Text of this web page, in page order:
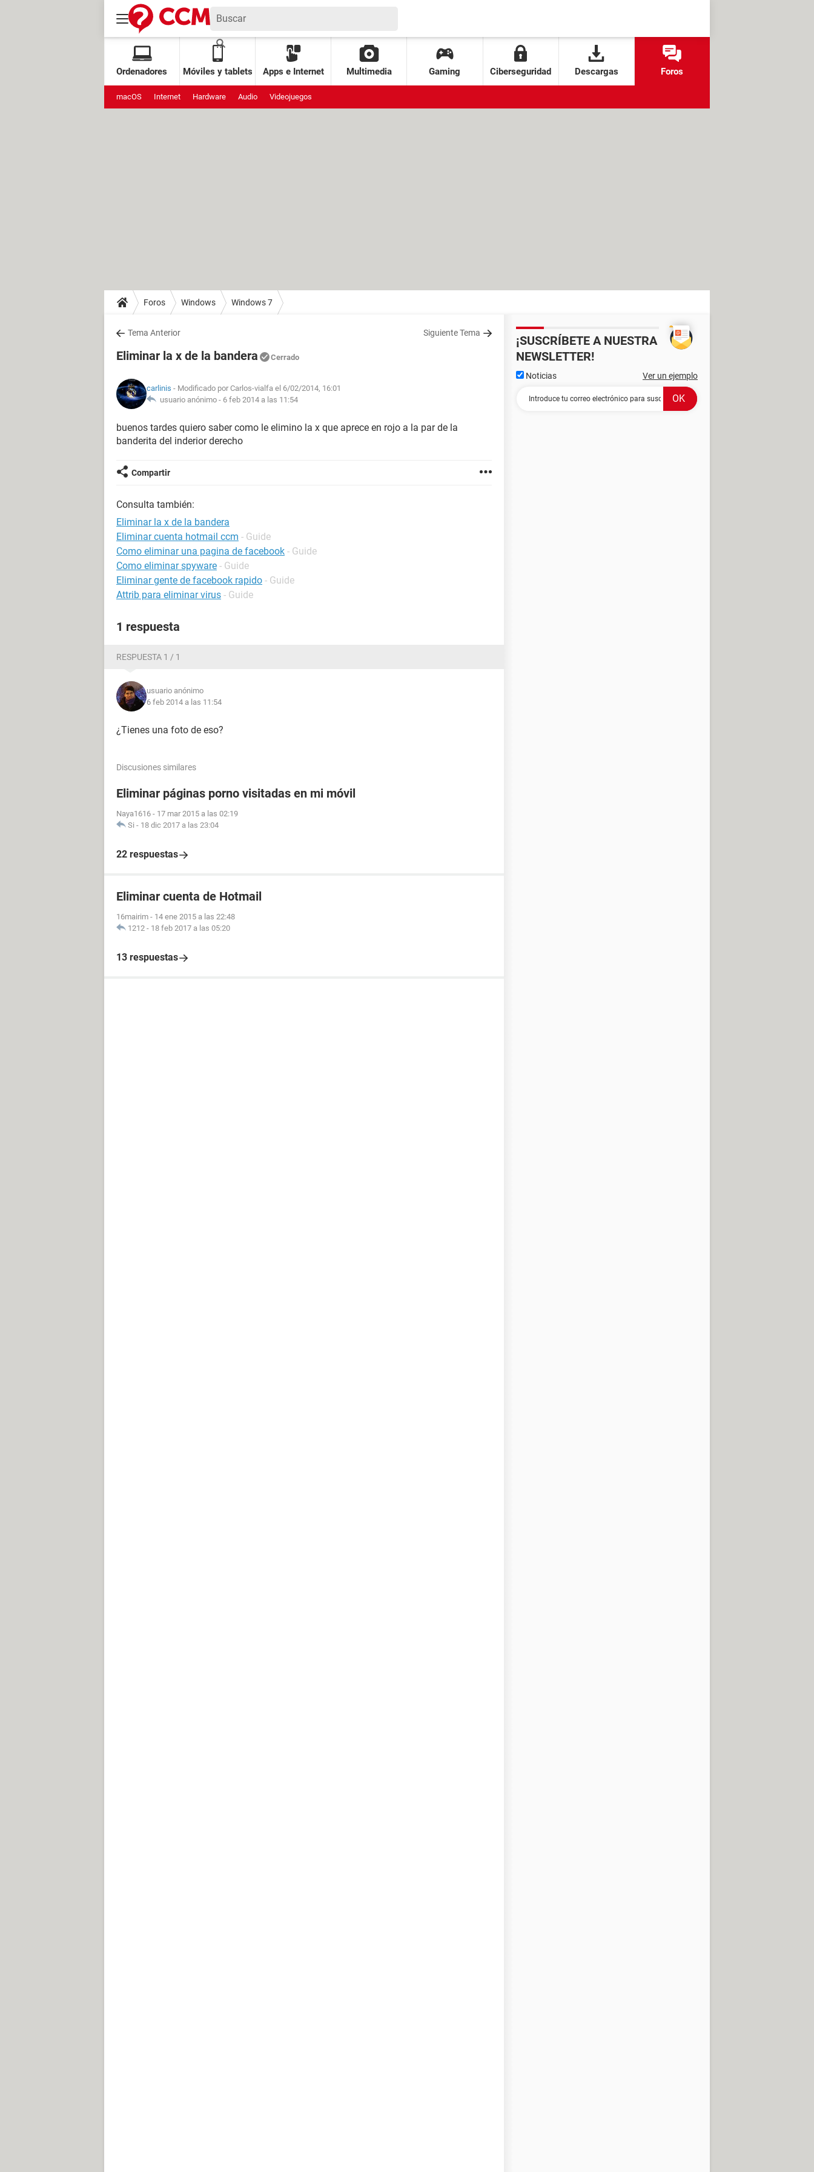
Ordenadores Móviles y tablets Apps e Internet Multimedia Gaming Ciberseguridad Descargas Foros
macOS Internet Hardware Audio Videojuegos
Foros Windows Windows 7
Tema Anterior Siguiente Tema
Eliminar la x de la bandera Cerrado
carlinis - Modificado por Carlos-vialfa el 6/02/2014, 16:01
usuario anónimo - 6 feb 2014 a las 11:54
buenos tardes quiero saber como le elimino la x que aprece en rojo a la par de la
banderita del inderior derecho
Compartir
Consulta también:
Eliminar la x de la bandera
Eliminar cuenta hotmail ccm - Guide
Como eliminar una pagina de facebook - Guide
Como eliminar spyware - Guide
Eliminar gente de facebook rapido - Guide
Attrib para eliminar virus - Guide
1 respuesta
RESPUESTA 1 / 1
usuario anónimo
6 feb 2014 a las 11:54
¿Tienes una foto de eso?
Discusiones similares
Eliminar páginas porno visitadas en mi móvil
Naya1616 - 17 mar 2015 a las 02:19
Si - 18 dic 2017 a las 23:04
22 respuestas
Eliminar cuenta de Hotmail
16mairim - 14 ene 2015 a las 22:48
1212 - 18 feb 2017 a las 05:20
13 respuestas
¡SUSCRÍBETE A NUESTRA
NEWSLETTER!
Noticias Ver un ejemplo